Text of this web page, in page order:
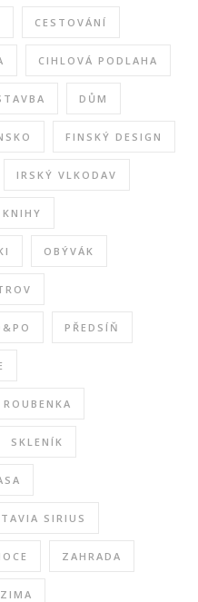
CESTOVÁNÍ
CIHLOVÁ PODLAHA
DŮM
FINSKÝ DESIGN
IRSKÝ VLKODAV
KNIHY
OBÝVÁK
PŘEDSÍŇ
ROUBENKA
SKLENÍK
SIRIUS
ZAHRADA
ZIMA